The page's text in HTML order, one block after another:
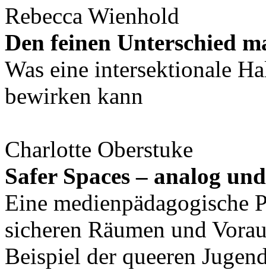
Rebecca Wienhold
Den feinen Unterschied
Was eine intersektionale
bewirken kann
Charlotte Oberstuke
Safer Spaces – analog
Eine medienpädagogische
sicheren Räumen und
Beispiel der queeren